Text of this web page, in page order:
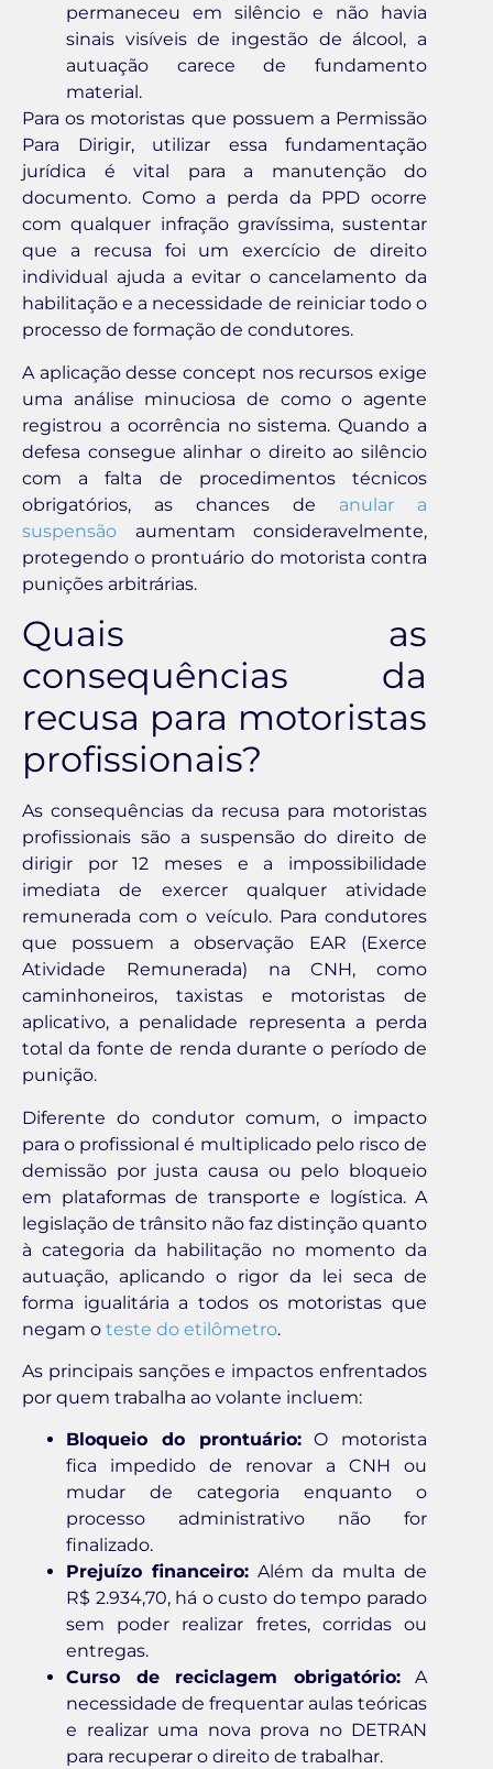
permaneceu em silêncio e não havia
sinais visíveis de ingestão de álcool, a
autuação carece de fundamento
material.
Para os motoristas que possuem a Permissão
Para Dirigir, utilizar essa fundamentação
jurídica é vital para a manutenção do
documento. Como a perda da PPD ocorre
com qualquer infração gravíssima, sustentar
que a recusa foi um exercício de direito
individual ajuda a evitar o cancelamento da
habilitação e a necessidade de reiniciar todo o
processo de formação de condutores.
A aplicação desse concept nos recursos exige
uma análise minuciosa de como o agente
registrou a ocorrência no sistema. Quando a
defesa consegue alinhar o direito ao silêncio
com a falta de procedimentos técnicos
obrigatórios, as chances de anular a
suspensão aumentam consideravelmente,
protegendo o prontuário do motorista contra
punições arbitrárias.
Quais as
consequências da
recusa para motoristas
profissionais?
As consequências da recusa para motoristas
profissionais são a suspensão do direito de
dirigir por 12 meses e a impossibilidade
imediata de exercer qualquer atividade
remunerada com o veículo. Para condutores
que possuem a observação EAR (Exerce
Atividade Remunerada) na CNH, como
caminhoneiros, taxistas e motoristas de
aplicativo, a penalidade representa a perda
total da fonte de renda durante o período de
punição.
Diferente do condutor comum, o impacto
para o profissional é multiplicado pelo risco de
demissão por justa causa ou pelo bloqueio
em plataformas de transporte e logística. A
legislação de trânsito não faz distinção quanto
à categoria da habilitação no momento da
autuação, aplicando o rigor da lei seca de
forma igualitária a todos os motoristas que
negam o teste do etilômetro.
As principais sanções e impactos enfrentados
por quem trabalha ao volante incluem:
Bloqueio do prontuário:O motorista
fica impedido de renovar a CNH ou
mudar de categoria enquanto o
processo administrativo não for
finalizado.
Prejuízo financeiro:Além da multa de
R$ 2.934,70, há o custo do tempo parado
sem poder realizar fretes, corridas ou
entregas.
Curso de reciclagem obrigatório:A
necessidade de frequentar aulas teóricas
e realizar uma nova prova no DETRAN
para recuperar o direito de trabalhar.